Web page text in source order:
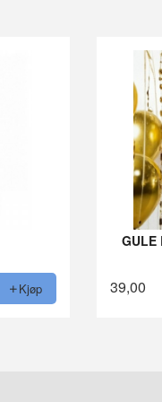
Kjøp
GULE
39,00